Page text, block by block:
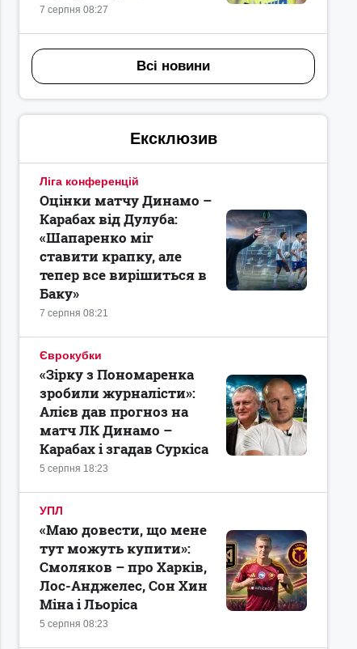
7 серпня 08:27
Всі новини
Ексклюзив
Ліга конференцій
7 серпня 08:21
Оцінки матчу Динамо –
Карабах від Дулуба:
«Шапаренко міг
ставити крапку, але
тепер все вирішиться в
Баку»
Єврокубки
5 серпня 18:23
«Зірку з Пономаренка
зробили журналісти»:
Алієв дав прогноз на
матч ЛК Динамо –
Карабах і згадав Суркіса
УПЛ
5 серпня 08:23
«Маю довести, що мене
тут можуть купити»:
Смоляков – про Харків,
Лос-Анджелес, Сон Хин
Міна і Льоріса